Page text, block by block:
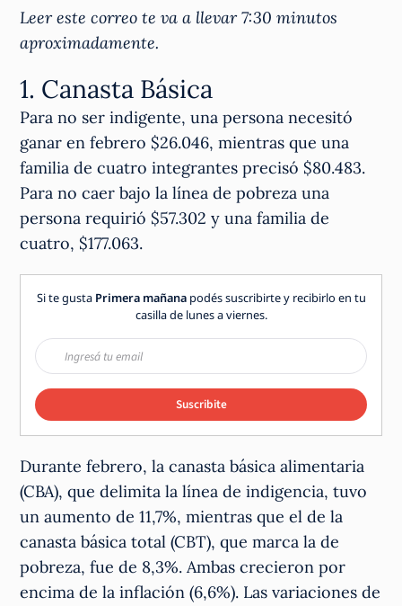
Leer este correo te va a llevar 7:30 minutos
aproximadamente.
1. Canasta Básica
Para no ser indigente, una persona necesitó
ganar en febrero $26.046, mientras que una
familia de cuatro integrantes precisó $80.483.
Para no caer bajo la línea de pobreza una
persona requirió $57.302 y una familia de
cuatro, $177.063.
Si te gusta Primera mañanapodés suscribirte y recibirlo en tu
casilla de lunes a viernes.
Suscribite
Durante febrero, la canasta básica alimentaria
(CBA), que delimita la línea de indigencia, tuvo
un aumento de 11,7%, mientras que el de la
canasta básica total (CBT), que marca la de
pobreza, fue de 8,3%. Ambas crecieron por
encima de la inflación (6,6%). Las variaciones de